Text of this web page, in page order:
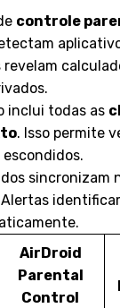
controle
revelam
inclui todas as
. Isso permite
sincronizam
AirDroid
Parental
Control